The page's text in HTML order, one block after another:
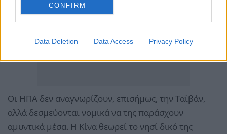
CONFIRM
Data Deletion Data Access Privacy Policy
Οι ΗΠΑ δεν αναγνωρίζουν, επισήμως, την Ταϊβάν,
αλλά δεσμεύονται νομικά να της παράσχουν
αμυντικά μέσα. Η Κίνα θεωρεί το νησί δικό της